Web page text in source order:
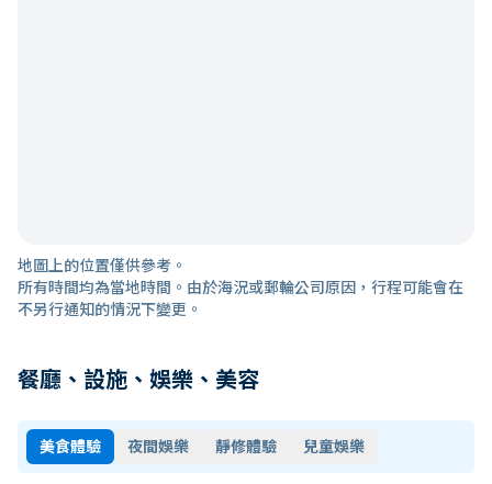
地圖上的位置僅供參考。
所有時間均為當地時間。由於海況或郵輪公司原因，行程可能會在
不另行通知的情況下變更。
餐廳、設施、娛樂、美容
美食體驗 夜間娛樂 靜修體驗 兒童娛樂